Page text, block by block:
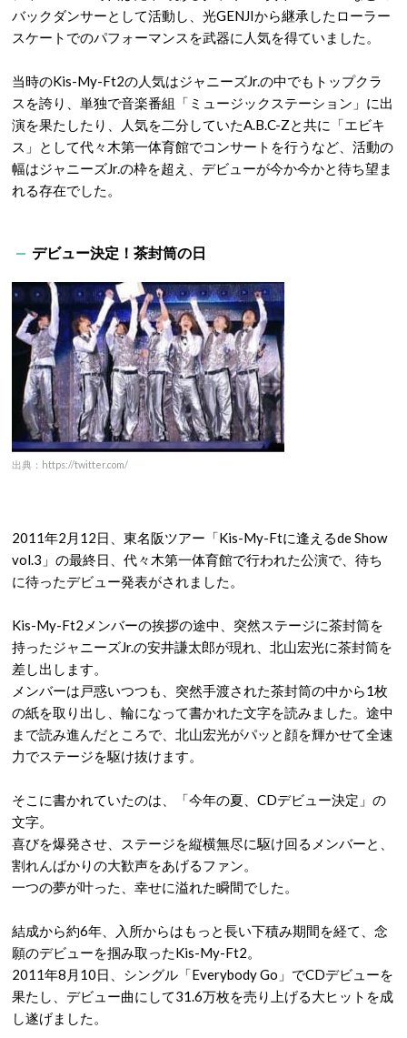
バックダンサーとして活動し、光GENJIから継承したローラー
スケートでのパフォーマンスを武器に人気を得ていました。
当時のKis-My-Ft2の人気はジャニーズJr.の中でもトップクラ
スを誇り、単独で音楽番組「ミュージックステーション」に出
演を果たしたり、人気を二分していたA.B.C-Zと共に「エビキ
ス」として代々木第一体育館でコンサートを行うなど、活動の
幅はジャニーズJr.の枠を超え、デビューが今か今かと待ち望ま
れる存在でした。
デビュー決定！茶封筒の日
出典：https://twitter.com/
2011年2月12日、東名阪ツアー「Kis-My-Ftに逢えるde Show
vol.3」の最終日、代々木第一体育館で行われた公演で、待ち
に待ったデビュー発表がされました。
Kis-My-Ft2メンバーの挨拶の途中、突然ステージに茶封筒を
持ったジャニーズJr.の安井謙太郎が現れ、北山宏光に茶封筒を
差し出します。
メンバーは戸惑いつつも、突然手渡された茶封筒の中から1枚
の紙を取り出し、輪になって書かれた文字を読みました。途中
まで読み進んだところで、北山宏光がパッと顔を輝かせて全速
力でステージを駆け抜けます。
そこに書かれていたのは、「今年の夏、CDデビュー決定」の
文字。
喜びを爆発させ、ステージを縦横無尽に駆け回るメンバーと、
割れんばかりの大歓声をあげるファン。
一つの夢が叶った、幸せに溢れた瞬間でした。
結成から約6年、入所からはもっと長い下積み期間を経て、念
願のデビューを掴み取ったKis-My-Ft2。
2011年8月10日、シングル「Everybody Go」でCDデビューを
果たし、デビュー曲にして31.6万枚を売り上げる大ヒットを成
し遂げました。